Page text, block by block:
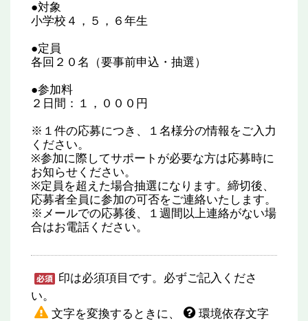
●対象
小学校４，５，６年生
●定員
各回２０名（要事前申込・抽選）
●参加料
２日間：１，０００円
※１件の応募につき、１名様分の情報をご入力
ください。
※参加に際してサポートが必要な方は応募時に
お知らせください。
※定員を超えた場合抽選になります。締切後、
応募者全員に参加の可否をご連絡いたします。
※メールでの応募後、１週間以上連絡がない場
合はお電話ください。
印は必須項目です。必ずご記入くださ
い。
文字を変換するときに、
環境依存文字